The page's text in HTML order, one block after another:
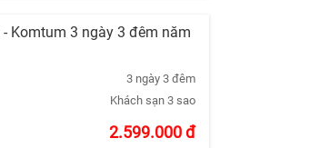
Komtum 3 ngày 3 đêm năm
3 ngày 3 đêm
Khách sạn 3 sao
2.599.000đ